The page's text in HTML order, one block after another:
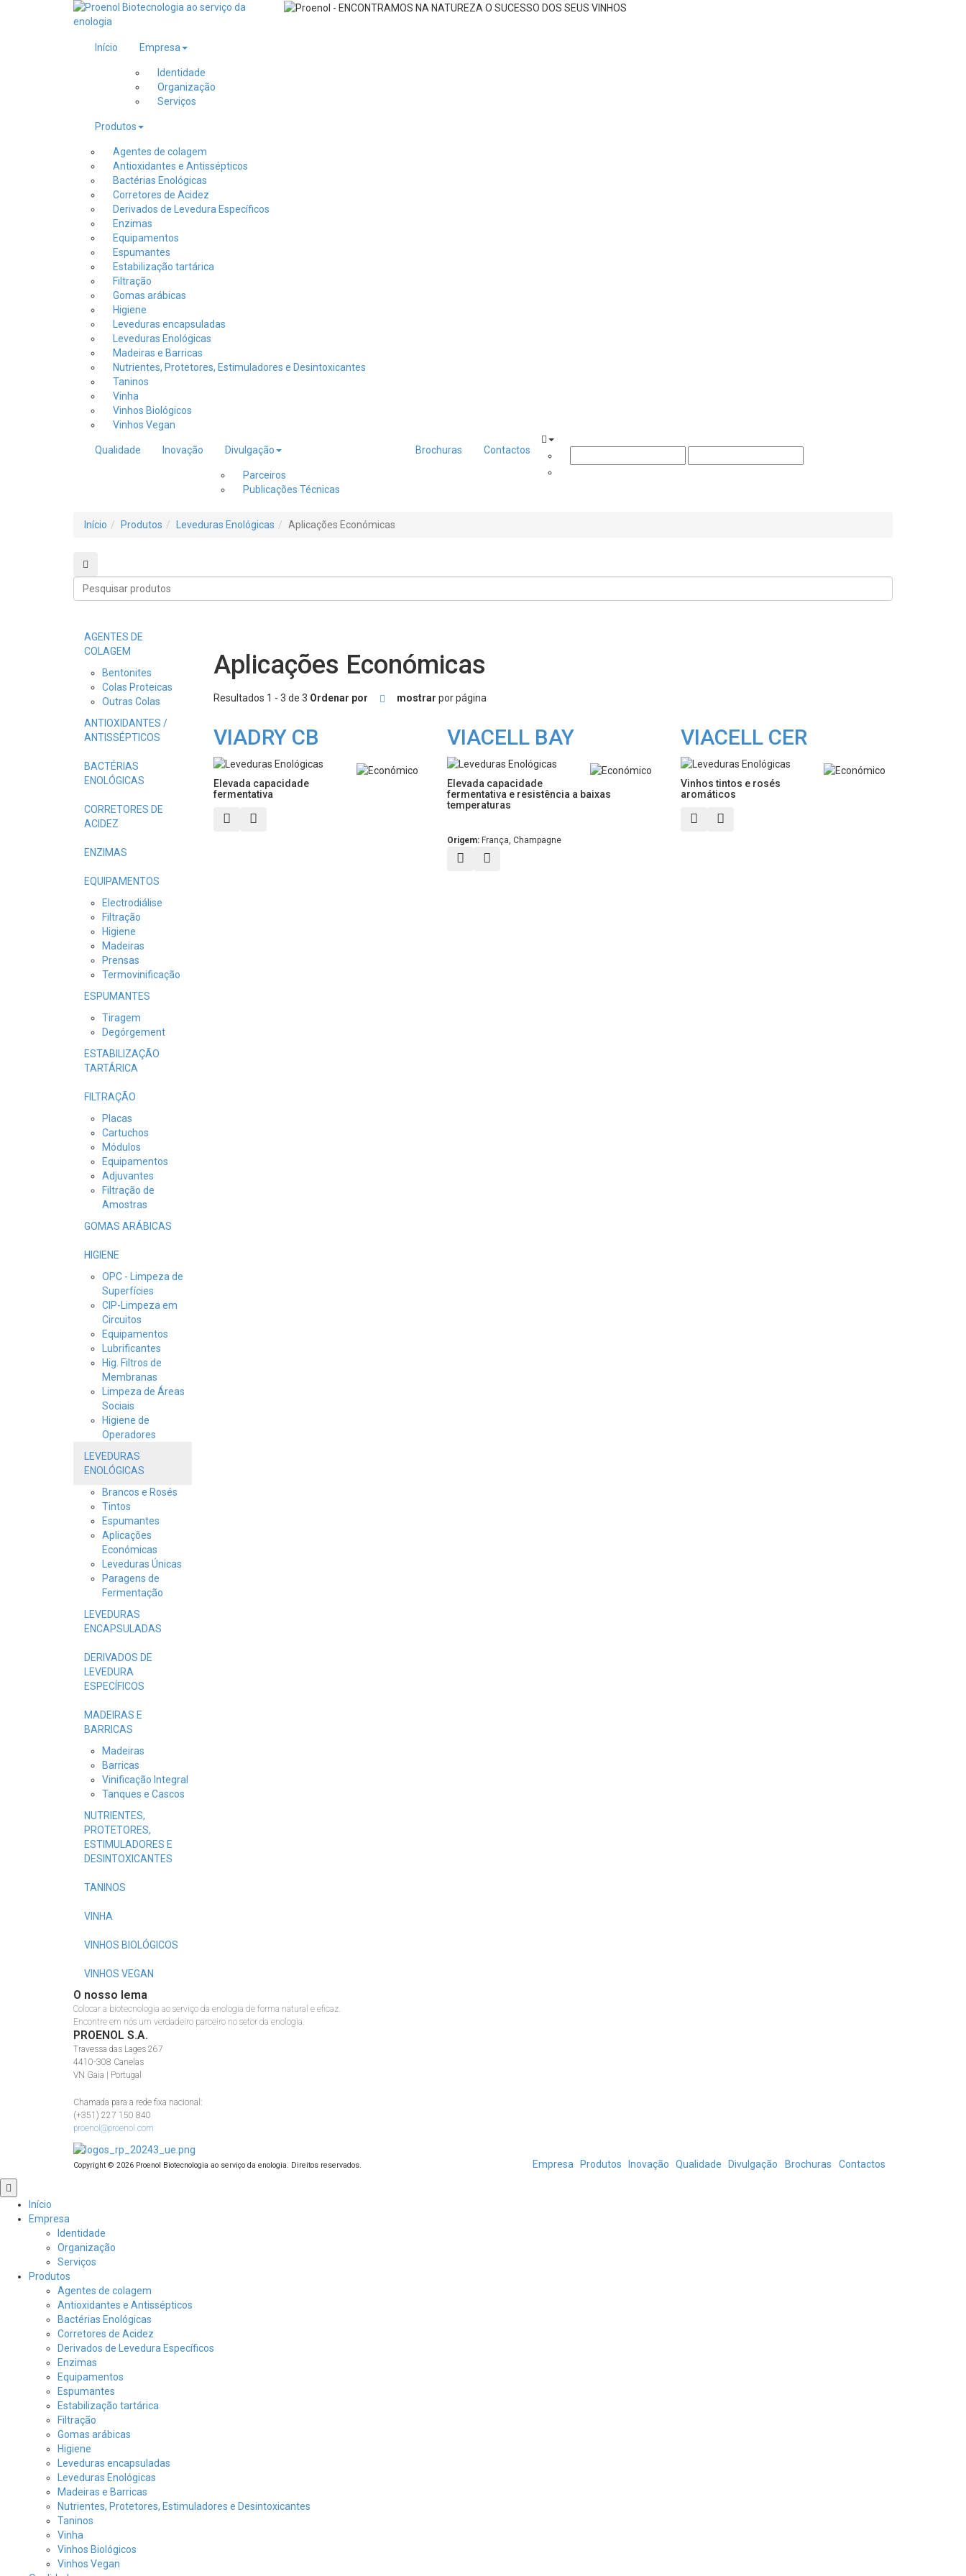
Início Empresa
Identidade
Organização
Serviços
Produtos
Agentes de colagem
Antioxidantes e Antissépticos
Bactérias Enológicas
Corretores de Acidez
Derivados de Levedura Específicos
Enzimas
Equipamentos
Espumantes
Estabilização tartárica
Filtração
Gomas arábicas
Higiene
Leveduras encapsuladas
Leveduras Enológicas
Madeiras e Barricas
Nutrientes, Protetores, Estimuladores e Desintoxicantes
Taninos
Vinha
Vinhos Biológicos
Vinhos Vegan
Qualidade Inovação Divulgação
Parceiros
Publicações Técnicas
Brochuras Contactos
Início Produtos Leveduras Enológicas Aplicações Económicas
Procurar
produtos
Aplicações Económicas
Resultados 1 - 3 de 3 Ordenar por mostrar por página
VIADRY CB
Elevada capacidade
fermentativa
VIACELL BAY
Elevada capacidade
fermentativa e resistência a baixas
temperaturas
Origem: França, Champagne
VIACELL CER
Vinhos tintos e rosés
aromáticos
AGENTES DE
COLAGEM
Bentonites
Colas Proteicas
Outras Colas
ANTIOXIDANTES /
ANTISSÉPTICOS
BACTÉRIAS
ENOLÓGICAS
CORRETORES DE
ACIDEZ
ENZIMAS
EQUIPAMENTOS
Electrodiálise
Filtração
Higiene
Madeiras
Prensas
Termovinificação
ESPUMANTES
Tiragem
Degórgement
ESTABILIZAÇÃO
TARTÁRICA
FILTRAÇÃO
Placas
Cartuchos
Módulos
Equipamentos
Adjuvantes
Filtração de
Amostras
GOMAS ARÁBICAS
HIGIENE
OPC - Limpeza de
Superfícies
CIP-Limpeza em
Circuitos
Equipamentos
Lubrificantes
Hig. Filtros de
Membranas
Limpeza de Áreas
Sociais
Higiene de
Operadores
LEVEDURAS
ENOLÓGICAS
Brancos e Rosés
Tintos
Espumantes
Aplicações
Económicas
Leveduras Únicas
Paragens de
Fermentação
LEVEDURAS
ENCAPSULADAS
DERIVADOS DE
LEVEDURA
ESPECÍFICOS
MADEIRAS E
BARRICAS
Madeiras
Barricas
Vinificação Integral
Tanques e Cascos
NUTRIENTES,
PROTETORES,
ESTIMULADORES E
DESINTOXICANTES
TANINOS
VINHA
VINHOS BIOLÓGICOS
VINHOS VEGAN
O nosso lema
Colocar a biotecnologia ao serviço da enologia de forma natural e eficaz.
Encontre em nós um verdadeiro parceiro no setor da enologia.
PROENOL S.A.
Travessa das Lages 267
4410-308 Canelas
VN Gaia | Portugal
Chamada para a rede fixa nacional:
(+351) 227 150 840
proenol@proenol.com
Copyright © 2026 Proenol Biotecnologia ao serviço da enologia. Direitos reservados. Empresa Produtos Inovação Qualidade Divulgação Brochuras
Contactos
Role
para
cima
Início
Empresa
Identidade
Organização
Serviços
Produtos
Agentes de colagem
Antioxidantes e Antissépticos
Bactérias Enológicas
Corretores de Acidez
Derivados de Levedura Específicos
Enzimas
Equipamentos
Espumantes
Estabilização tartárica
Filtração
Gomas arábicas
Higiene
Leveduras encapsuladas
Leveduras Enológicas
Madeiras e Barricas
Nutrientes, Protetores, Estimuladores e Desintoxicantes
Taninos
Vinha
Vinhos Biológicos
Vinhos Vegan